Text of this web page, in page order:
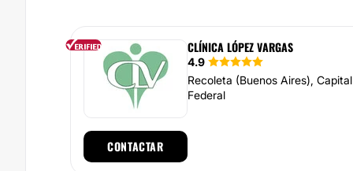
CLÍNICA LÓPEZ VARGAS
4.9
Recoleta (Buenos Aires), Capital
Federal
CONTACTAR